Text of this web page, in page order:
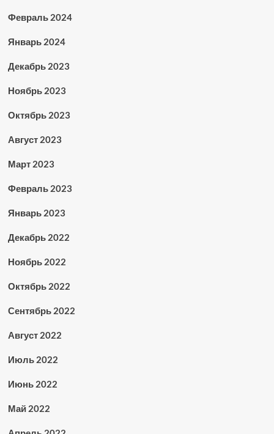
Февраль 2024
Январь 2024
Декабрь 2023
Ноябрь 2023
Октябрь 2023
Август 2023
Март 2023
Февраль 2023
Январь 2023
Декабрь 2022
Ноябрь 2022
Октябрь 2022
Сентябрь 2022
Август 2022
Июль 2022
Июнь 2022
Май 2022